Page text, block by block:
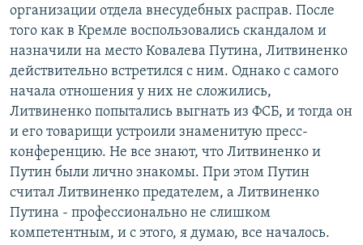
организации отдела внесудебных расправ. После
того как в Кремле воспользовались скандалом и
назначили на место Ковалева Путина, Литвиненко
действительно встретился с ним. Однако с самого
начала отношения у них не сложились,
Литвиненко попытались выгнать из ФСБ, и тогда он
и его товарищи устроили знаменитую пресс-
конференцию. Не все знают, что Литвиненко и
Путин были лично знакомы. При этом Путин
считал Литвиненко предателем, а Литвиненко
Путина - профессионально не слишком
компетентным, и с этого, я думаю, все началось.